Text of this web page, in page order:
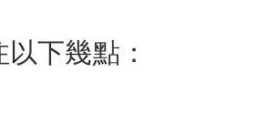
下幾點：